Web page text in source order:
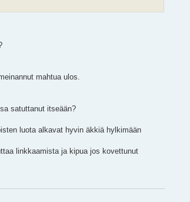
mahtua ulos.
satuttanut itseään?
luota alkavat hyvin äkkiä hylkimään
linkkaamista ja kipua jos kovettunut